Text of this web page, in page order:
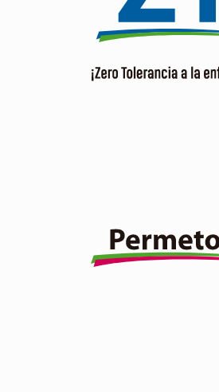
y hongos sin posibilidad que se
Ver producto
acción de contacto y estomacal
residual.